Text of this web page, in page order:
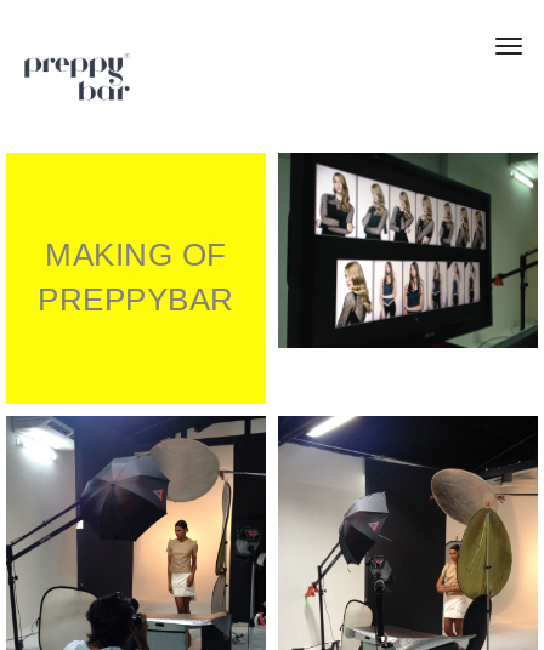
MAKING OF
PREPPYBAR